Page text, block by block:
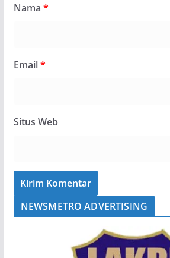
Nama *
Email*
Situs Web
NEWSMETRO ADVERTISING